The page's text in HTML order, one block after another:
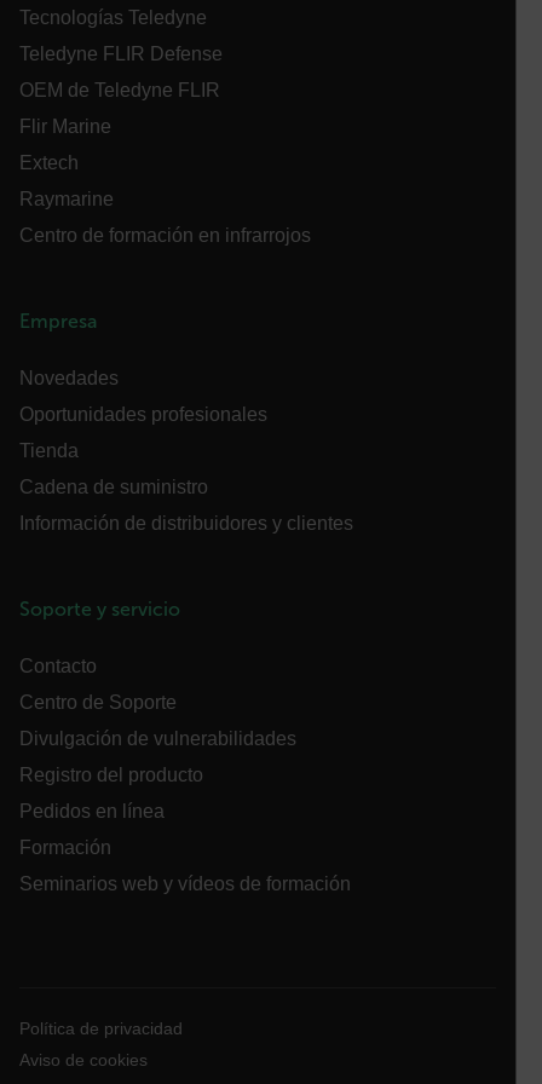
Tecnologías Teledyne
Teledyne FLIR Defense
OEM de Teledyne FLIR
Flir Marine
Extech
Raymarine
Centro de formación en infrarrojos
Empresa
Novedades
Oportunidades profesionales
Tienda
Cadena de suministro
Información de distribuidores y clientes
Soporte y servicio
Contacto
Centro de Soporte
Divulgación de vulnerabilidades
Registro del producto
Pedidos en línea
Formación
Seminarios web y vídeos de formación
Política de privacidad
Aviso de cookies
COOKIES DE FUNCIONALIDAD
Cookies de funcionalidad
cart_products_oids
cashrun_session_id
CS_FPC
customizerChangeKey